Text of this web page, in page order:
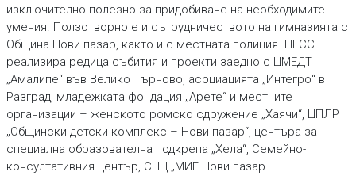
изключително полезно за придобиване на необходимите
умения. Ползотворно е и сътрудничеството на гимназията с
Община Нови пазар, както и с местната полиция. ПГСС
реализира редица събития и проекти заедно с ЦМЕДТ
„Амалипе“ във Велико Търново, асоциацията „Интегро“ в
Разград, младежката фондация „Арете“ и местните
организации – женското ромско сдружение „Хаячи“, ЦПЛР
„Общински детски комплекс – Нови пазар“, центъра за
специална образователна подкрепа „Хела“, Семейно-
консултативния център, СНЦ „МИГ Нови пазар –